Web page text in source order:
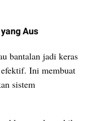
Aus
bantalan jadi keras
Ini membuat
sistem